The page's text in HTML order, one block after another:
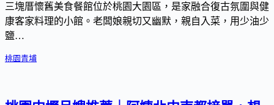
三塊厝懷舊美食餐館位於桃園大園區，是家融合復古氛圍與健
康客家料理的小館。老闆娘親切又幽默，親自入菜，用少油少
鹽…
桃園青埔